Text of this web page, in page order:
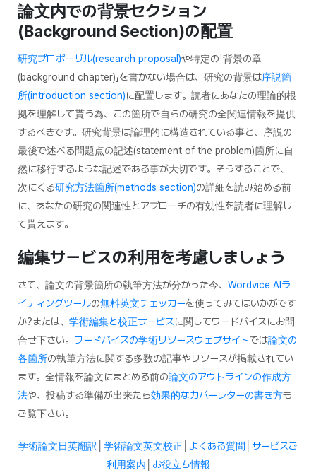
論文内での背景セクション
(Background Section)の配置
研究プロポーザル(research proposal)や特定の「背景の章
(background chapter)」を書かない場合は、研究の背景は序説箇
所(introduction section)に配置します。読者にあなたの理論的根
拠を理解して貰う為、この箇所で自らの研究の全関連情報を提供
するべきです。研究背景は論理的に構造されている事と、序説の
最後で述べる問題点の記述(statement of the problem)箇所に自
然に移行するような記述である事が大切です。そうすることで、
次にくる研究方法箇所(methods section)の詳細を読み始める前
に、あなたの研究の関連性とアプローチの有効性を読者に理解し
て貰えます。
編集サービスの利用を考慮しましょう
さて、論文の背景箇所の執筆方法が分かった今、 Wordvice AIラ
イティングツールの無料英文チェッカーを使ってみてはいかがです
か?または、 学術編集と校正サービスに関してワードバイスにお問
合せ下さい。 ワードバイスの学術リソースウェブサイトでは論文の
各箇所の執筆方法に関する多数の記事やリソースが掲載されてい
ます。全情報を論文にまとめる前の論文のアウトラインの作成方
法や、投稿する準備が出来たら効果的なカバーレターの書き方も
ご覧下さい。
学術論文日英翻訳 学術論文英文校正 よくある質問
サービスご
利用案内
お役立ち情報